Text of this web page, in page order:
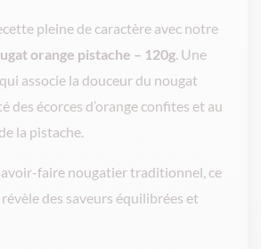
pleine de caractère avec notre
orange pistache – 120g. Une
associe la douceur du nougat
des écorces d’orange confites et au
la pistache.
faire nougatier traditionnel, ce
des saveurs équilibrées et